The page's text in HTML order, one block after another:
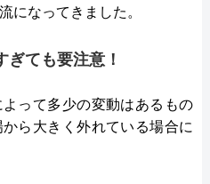
になってきました。
ても要注意！
って多少の変動はあるもの
ら大きく外れている場合に